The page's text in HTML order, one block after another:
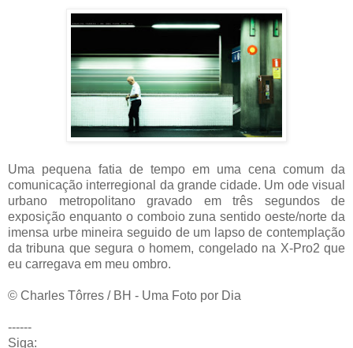
Uma pequena fatia de tempo em uma cena comum da
comunicação interregional da grande cidade. Um ode visual
urbano metropolitano gravado em três segundos de
exposição enquanto o comboio zuna sentido oeste/norte da
imensa urbe mineira seguido de um lapso de contemplação
da tribuna que segura o homem, congelado na X-Pro2 que
eu carregava em meu ombro.
© Charles Tôrres / BH - Uma Foto por Dia
------
Siga: